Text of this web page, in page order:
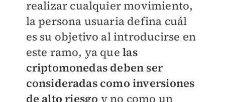
realizar cualquier movimiento,
la persona usuaria defina cuál
es su objetivo al introducirse en
este ramo, ya quelas
criptomonedas deben ser
consideradas como inversiones
de alto riesgo y no como un